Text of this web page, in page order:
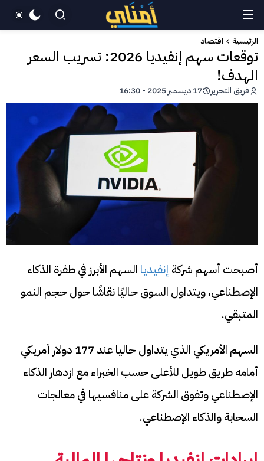
الرئيسية اقتصاد
توقعات سهم إنفيديا 2026: تسريب السعر
الهدف!
فريق التحرير 17 ديسمبر 2025 - 16:30
أصبحت أسهم شركة إنفيديا السهم الأبرز في طفرة الذكاء
الإصطناعي، ويتداول السوق حاليًا نقاشًا حول حجم النمو
المتبقي.
السهم الأمريكي الذي يتداول حاليا عند 177 دولار أمريكي
أمامه طريق طويل للأعلى حسب الخبراء مع ازدهار الذكاء
الإصطناعي وتفوق الشركة على منافسيها في معالجات
السحابة والذكاء الإصطناعي.